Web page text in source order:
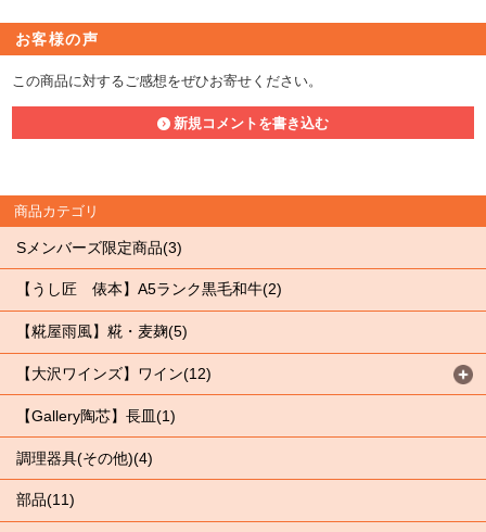
お客様の声
この商品に対するご感想をぜひお寄せください。
新規コメントを書き込む
商品カテゴリ
Sメンバーズ限定商品(3)
【うし匠 俵本】A5ランク黒毛和牛(2)
【糀屋雨風】糀・麦麹(5)
【大沢ワインズ】ワイン(12)
【Gallery陶芯】長皿(1)
調理器具(その他)(4)
部品(11)